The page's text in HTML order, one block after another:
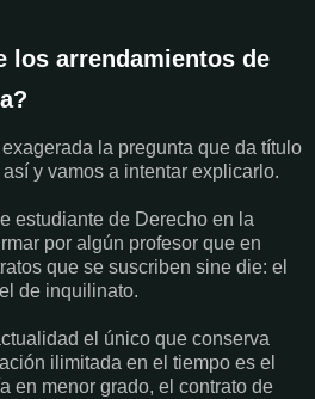
los arrendamientos de
la pregunta que da título
y vamos a intentar explicarlo.
estudiante de Derecho en la
por algún profesor que en
que se suscriben sine die: el
de inquilinato.
el único que conserva
ilimitada en el tiempo es el
en menor grado, el contrato de